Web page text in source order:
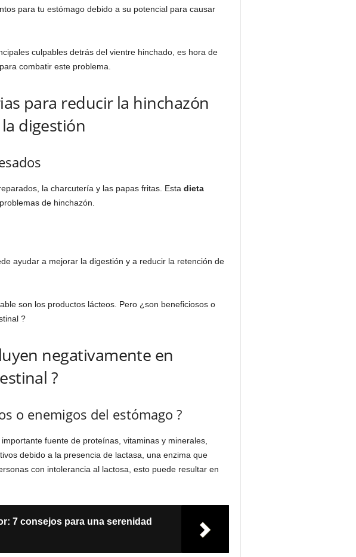
para tu estómago debido a su potencial para causar
culpables detrás del vientre hinchado, es hora de
combatir este problema.
para reducir la hinchazón
digestión
la charcutería y las papas fritas. Esta dieta
de hinchazón.
ayudar a mejorar la digestión y a reducir la retención de
son los productos lácteos. Pero ¿son beneficiosos o
?
negativamente en
?
o enemigos del estómago ?
fuente de proteínas, vitaminas y minerales,
debido a la presencia de lactasa, una enzima que
con intolerancia al lactosa, esto puede resultar en
7 consejos para una serenidad